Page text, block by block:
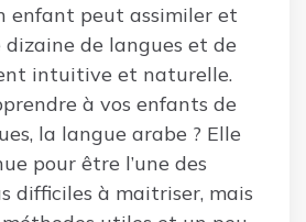
enfant peut assimiler et
de langues et de
intuitive et naturelle.
à vos enfants de
la langue arabe ? Elle
pour être l’une des
difficiles à maitriser, mais